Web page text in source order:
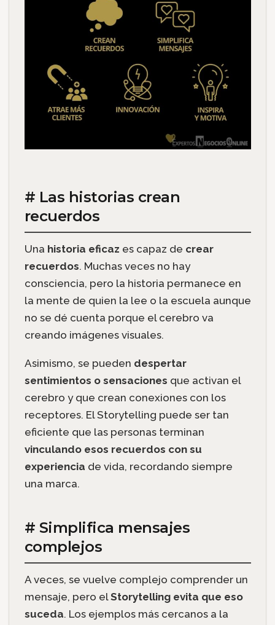
# Las historias crean
recuerdos
Una historia eficaz es capaz de crear
recuerdos. Muchas veces no hay
consciencia, pero la historia permanece en
la mente de quien la lee o la escuela aunque
no se dé cuenta porque el cerebro va
creando imágenes visuales.
Asimismo, se pueden despertar
sentimientos o sensaciones que activan el
cerebro y que crean conexiones con los
receptores. El Storytelling puede ser tan
eficiente que las personas terminan
vinculando esos recuerdos con su
experiencia de vida, recordando siempre
una marca.
# Simplifica mensajes
complejos
A veces, se vuelve complejo comprender un
mensaje, pero elStorytelling evita que eso
suceda. Los ejemplos más cercanos a la